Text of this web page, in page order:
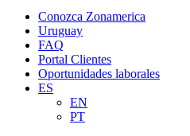
Conozca Zonamerica
Uruguay
FAQ
Portal Clientes
Oportunidades laborales
ES
EN
PT